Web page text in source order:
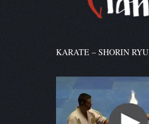
KARATE – SHORIN RYU